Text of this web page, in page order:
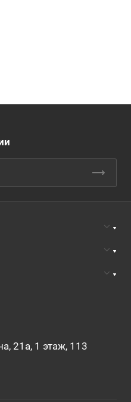
21а, 1 этаж, 113